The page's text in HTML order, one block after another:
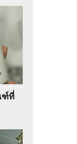
ฑ์ที่